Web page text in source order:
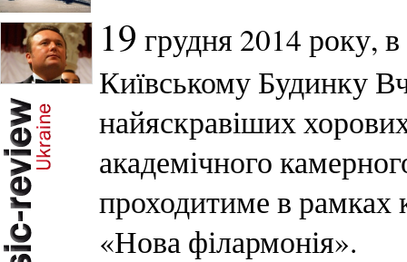
19 грудня 2014 року,
Київському Будинку
найяскравіших
академічного
проходитиме в рамках
«Нова філармонія».